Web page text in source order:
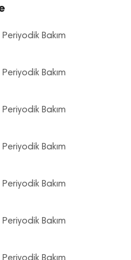
Bakım
Bakım
Bakım
Bakım
Bakım
Bakım